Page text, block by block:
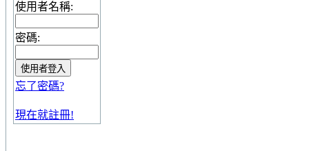
使用者名稱:
密碼:
忘了密碼?
現在就註冊!